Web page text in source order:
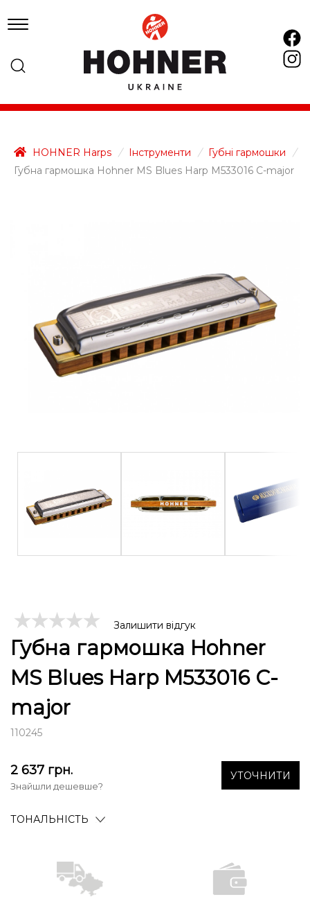
HOHNER Harps / Інструменти / Губні гармошки
/
Губна гармошка Hohner MS Blues Harp M533016 C-major
Залишити відгук
Губна гармошка Hohner
MS Blues Harp M533016 C-
major
110245
2 637 грн.
Знайшли дешевше?
УТОЧНИТИ
ТОНАЛЬНІСТЬ